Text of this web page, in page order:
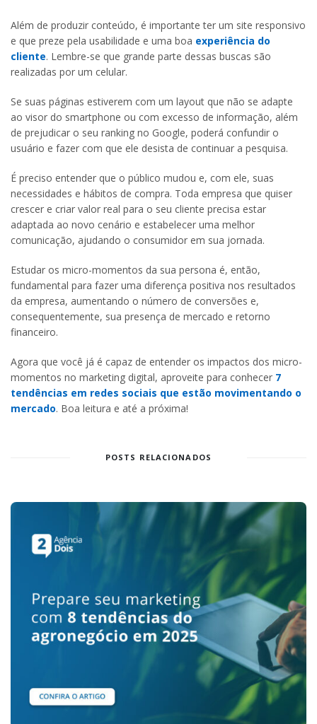
Além de produzir conteúdo, é importante ter um site responsivo
e que preze pela usabilidade e uma boa experiência do
cliente. Lembre-se que grande parte dessas buscas são
realizadas por um celular.
Se suas páginas estiverem com um layout que não se adapte
ao visor do smartphone ou com excesso de informação, além
de prejudicar o seu ranking no Google, poderá confundir o
usuário e fazer com que ele desista de continuar a pesquisa.
É preciso entender que o público mudou e, com ele, suas
necessidades e hábitos de compra. Toda empresa que quiser
crescer e criar valor real para o seu cliente precisa estar
adaptada ao novo cenário e estabelecer uma melhor
comunicação, ajudando o consumidor em sua jornada.
Estudar os micro-momentos da sua persona é, então,
fundamental para fazer uma diferença positiva nos resultados
da empresa, aumentando o número de conversões e,
consequentemente, sua presença de mercado e retorno
financeiro.
Agora que você já é capaz de entender os impactos dos micro-
momentos no marketing digital, aproveite para conhecer 7
tendências em redes sociais que estão movimentando o
mercado. Boa leitura e até a próxima!
POSTS RELACIONADOS